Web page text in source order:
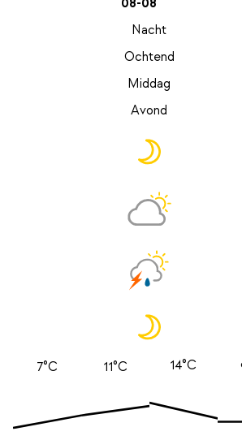
08-08
Nacht
Ochtend
Middag
Avond
7°C 11°C 14°C